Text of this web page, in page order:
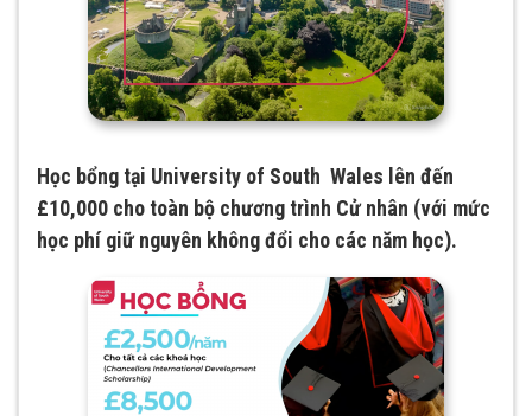
Học bổng tại University of South Wales lên đến
£10,000 cho toàn bộ chương trình Cử nhân (với mức
học phí giữ nguyên không đổi cho các năm học).